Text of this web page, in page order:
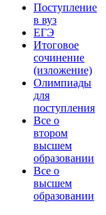
Поступление
в вуз
ЕГЭ
Итоговое
сочинение
(изложение)
Олимпиады
для
поступления
Все о
втором
высшем
образовании
Все о
высшем
образовании